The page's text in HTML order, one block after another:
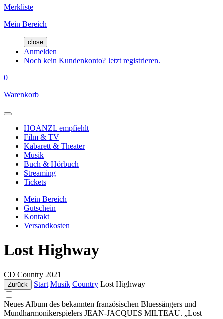
Merkliste
Mein Bereich
close
Anmelden
Noch kein Kundenkonto? Jetzt registrieren.
0
Warenkorb
HOANZL empfiehlt
Film & TV
Kabarett & Theater
Musik
Buch & Hörbuch
Streaming
Tickets
Mein Bereich
Gutschein
Kontakt
Versandkosten
Lost Highway
CD Country 2021
Zurück Start Musik Country Lost Highway
Neues Album des bekannten französischen Bluessängers und
Mundharmonikerspielers JEAN-JACQUES MILTEAU. „Lost